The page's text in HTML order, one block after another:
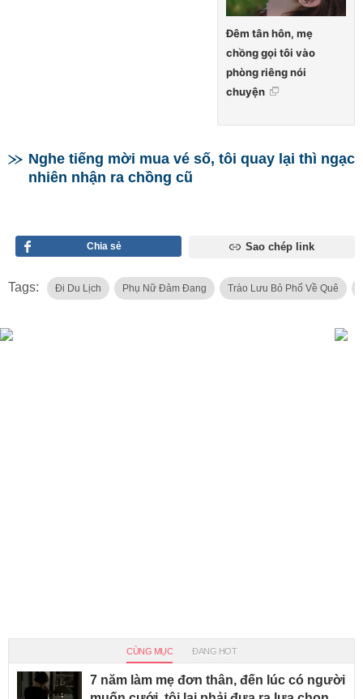
Đêm tân hôn, mẹ
chồng gọi tôi vào
phòng riêng nói
chuyện
Nghe tiếng mời mua vé số, tôi quay lại thì ngạc
nhiên nhận ra chồng cũ
Chia sẻ Sao chép link
Tags: Đi Du Lịch Phụ Nữ Đảm Đang Trào Lưu Bỏ Phố Về Quê
CÙNG MỤC ĐANG HOT
7 năm làm mẹ đơn thân, đến lúc có người